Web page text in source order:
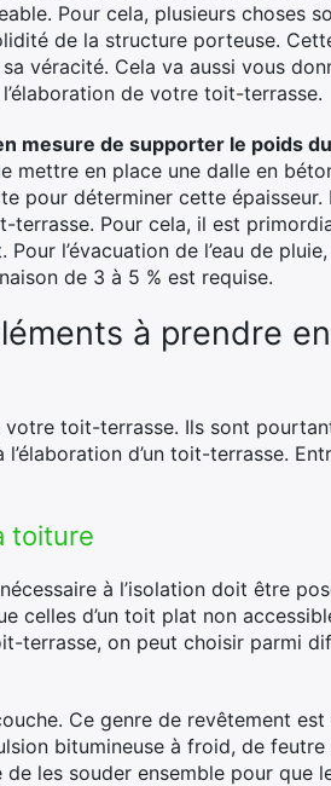
Pour cela, plusieurs choses
de la structure porteuse.
véracité. Cela va aussi vous
de votre toit-terrasse.
mesure de supporter le poids
mettre en place une dalle en
pour déterminer cette
terrasse. Pour cela, il est
l’évacuation de l’eau de
de 3 à 5 % est requise.
à prendre en
toit-terrasse. Ils sont
d’un toit-terrasse.
toiture
à l’isolation doit être
celles d’un toit plat non
terrasse, on peut choisir parmi
Ce genre de revêtement
bitumineuse à froid, de
les souder ensemble pour que